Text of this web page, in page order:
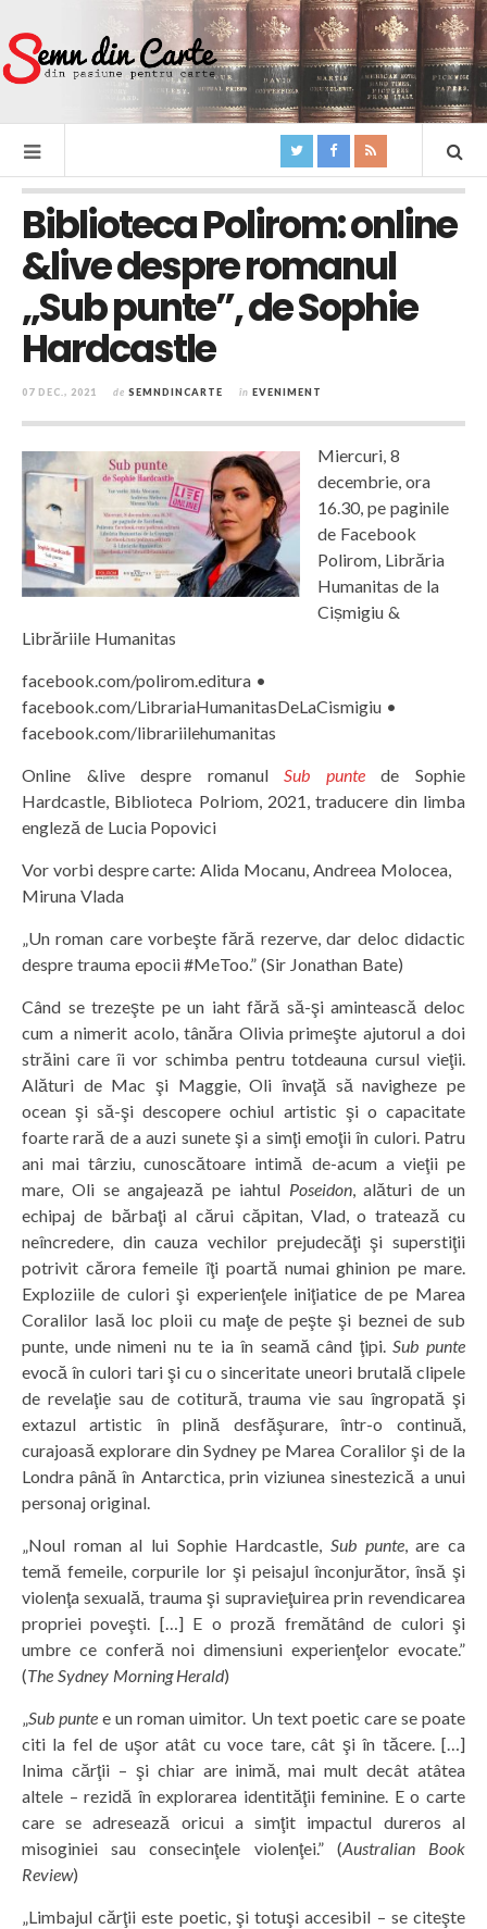
Biblioteca Polirom: online
&live despre romanul
„Sub punte”, de Sophie
Hardcastle
07 DEC., 2021 de SEMNDINCARTE în EVENIMENT
Miercuri, 8
decembrie, ora
16.30, pe paginile
de Facebook
Polirom, Librăria
Humanitas de la
Cișmigiu &
Librăriile Humanitas
facebook.com/polirom.editura •
facebook.com/LibrariaHumanitasDeLaCismigiu •
facebook.com/librariilehumanitas
Online &live despre romanulSub puntede Sophie
Hardcastle, Biblioteca Polriom, 2021, traducere din limba
engleză de Lucia Popovici
Vor vorbi despre carte: Alida Mocanu, Andreea Molocea,
Miruna Vlada
„Un roman care vorbeşte fără rezerve, dar deloc didactic
despre trauma epocii #MeToo.” (Sir Jonathan Bate)
Când se trezeşte pe un iaht fără să-şi amintească deloc
cum a nimerit acolo, tânăra Olivia primeşte ajutorul a doi
străini care îi vor schimba pentru totdeauna cursul vieţii.
Alături de Mac şi Maggie, Oli învaţă să navigheze pe
ocean şi să-şi descopere ochiul artistic şi o capacitate
foarte rară de a auzi sunete şi a simţi emoţii în culori. Patru
ani mai târziu, cunoscătoare intimă de-acum a vieţii pe
mare, Oli se angajează pe iahtul Poseidon, alături de un
echipaj de bărbaţi al cărui căpitan, Vlad, o tratează cu
neîncredere, din cauza vechilor prejudecăţi şi superstiţii
potrivit cărora femeile îţi poartă numai ghinion pe mare.
Exploziile de culori şi experienţele iniţiatice de pe Marea
Coralilor lasă loc ploii cu maţe de peşte şi beznei de sub
punte, unde nimeni nu te ia în seamă când ţipi.Sub punte
evocă în culori tari şi cu o sinceritate uneori brutală clipele
de revelaţie sau de cotitură, trauma vie sau îngropată şi
extazul artistic în plină desfăşurare, într-o continuă,
curajoasă explorare din Sydney pe Marea Coralilor şi de la
Londra până în Antarctica, prin viziunea sinestezică a unui
personaj original.
„Noul roman al lui Sophie Hardcastle, Sub punte, are ca
temă femeile, corpurile lor şi peisajul înconjurător, însă şi
violenţa sexuală, trauma şi supravieţuirea prin revendicarea
propriei poveşti. […] E o proză fremătând de culori şi
umbre ce conferă noi dimensiuni experienţelor evocate.”
(The Sydney Morning Herald)
„Sub punte e un roman uimitor. Un text poetic care se poate
citi la fel de uşor atât cu voce tare, cât şi în tăcere. […]
Inima cărţii – şi chiar are inimă, mai mult decât atâtea
altele – rezidă în explorarea identităţii feminine. E o carte
care se adresează oricui a simţit impactul dureros al
misoginiei sau consecinţele violenţei.” (Australian Book
Review)
„Limbajul cărţii este poetic, şi totuşi accesibil – se citeşte